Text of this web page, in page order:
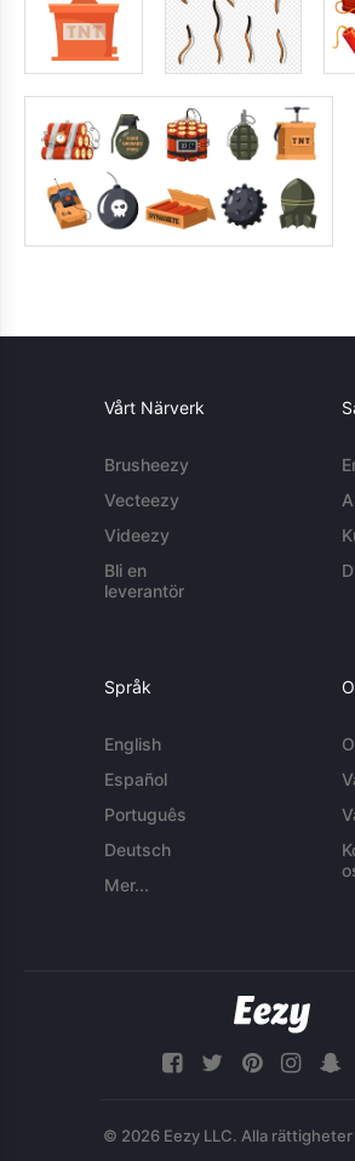
Vårt Närverk
Brusheezy
Vecteezy
Videezy
Bli en
leverantör
Språk
English
Español
Português
Deutsch
Mer...
© 2026 Eezy LLC. Alla